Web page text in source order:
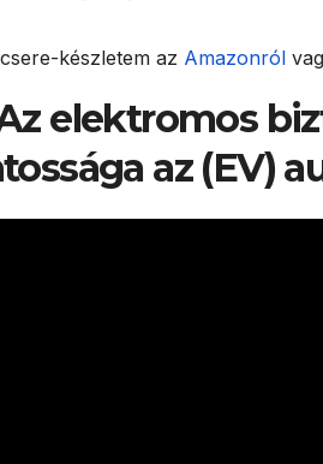
készletem az Amazonról
elektromos
az (EV)